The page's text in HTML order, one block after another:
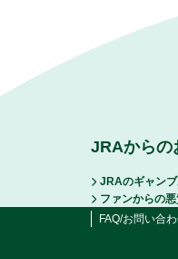
JRAからの
JRAのギャン
ファンからの
FAQ/お問い合